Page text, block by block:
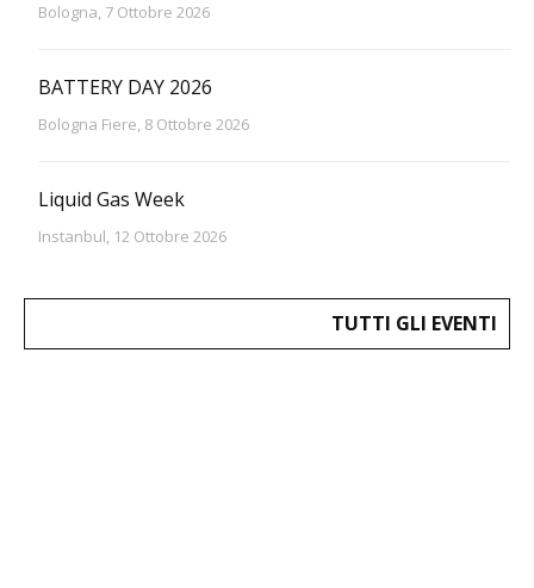
Bologna, 7 Ottobre 2026
BATTERY DAY 2026
Bologna Fiere, 8 Ottobre 2026
Liquid Gas Week
Instanbul, 12 Ottobre 2026
TUTTI GLI EVENTI